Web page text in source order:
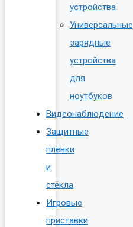
устройства
Универсальные
зарядные
устройства
для
ноутбуков
Видеонаблюдение
Защитные
плёнки
и
стёкла
Игровые
приставки